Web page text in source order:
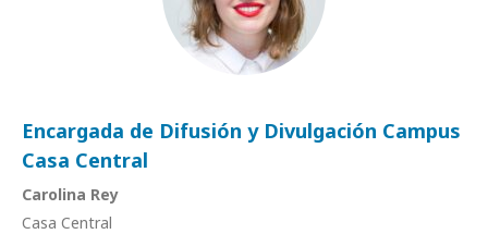
Encargada de Difusión y Divulgación Campus
Casa Central
Carolina Rey
Casa Central